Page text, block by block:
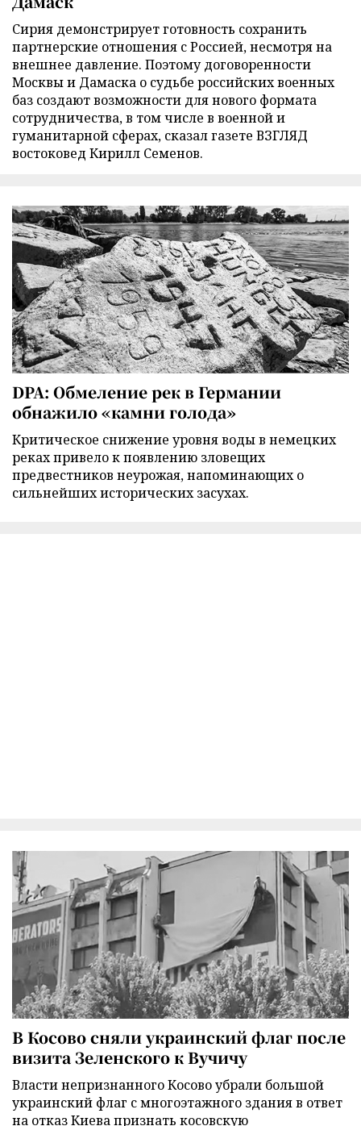
Сирия демонстрирует готовность сохранить
партнерские отношения с Россией, несмотря на
внешнее давление. Поэтому договоренности
Москвы и Дамаска о судьбе российских военных
баз создают возможности для нового формата
сотрудничества, в том числе в военной и
гуманитарной сферах, сказал газете ВЗГЛЯД
востоковед Кирилл Семенов.
DPA: Обмеление рек в Германии
обнажило «камни голода»
Критическое снижение уровня воды в немецких
реках привело к появлению зловещих
предвестников неурожая, напоминающих о
сильнейших исторических засухах.
В Косово сняли украинский флаг после
визита Зеленского к Вучичу
Власти непризнанного Косово убрали большой
украинский флаг с многоэтажного здания в ответ
на отказ Киева признать косовскую